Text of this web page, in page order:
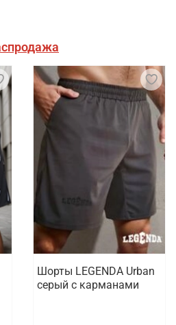
Шорты LEGENDA Urban
серый c карманами